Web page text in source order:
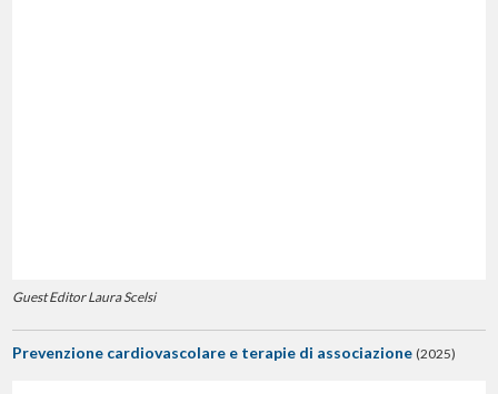
Guest Editor Laura Scelsi
Prevenzione cardiovascolare e terapie di associazione (2025)